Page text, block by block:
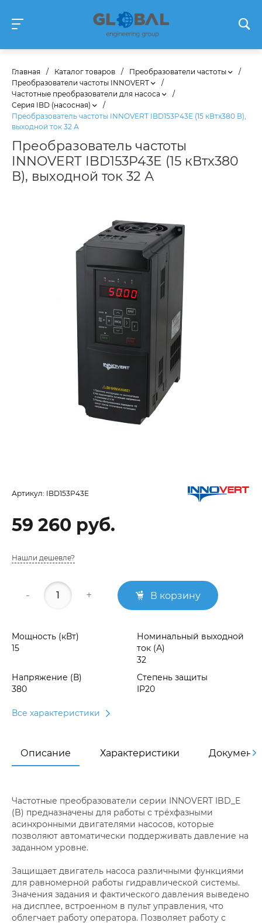
Главная / Каталог товаров / Преобразователи частоты
/
Преобразователи частоты INNOVERT
/
Частотные преобразователи для насоса
/
Серия IBD (насосная)
/
Преобразователь частоты INNOVERT IBD153P43E (15 кВтx380 В),
выходной ток 32 А
Преобразователь частоты
INNOVERT IBD153P43E (15 кВтx380
В), выходной ток 32 А
Артикул: IBD153P43E
59 260 руб.
Нашли дешевле?
- + В корзину
Мощность (кВт)
15
Номинальный выходной
ток (А)
32
Напряжение (В)
380
Степень защиты
IP20
Все характеристики
Описание Характеристики
Частотные преобразователи серии INNOVERT IBD_E
(B) предназначены для работы с трёхфазными
асинхронными двигателями насосов, которые
позволяют автоматически поддерживать давление на
заданном уровне.
Защищает двигатель насоса различными функциями
для равномерной работы гидравлической системы.
Значения задания и фактического давления выведено
на дисплее, встроенном в пульт управления, что
облегчает работу оператора. Позволяет работу с